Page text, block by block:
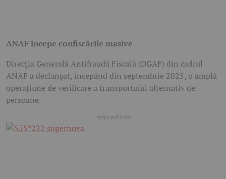
ANAF începe confiscările masive
Direcția Generală Antifraudă Fiscală (DGAF) din cadrul
ANAF a declanșat, începând din septembrie 2025, o amplă
operațiune de verificare a transportului alternativ de
persoane.